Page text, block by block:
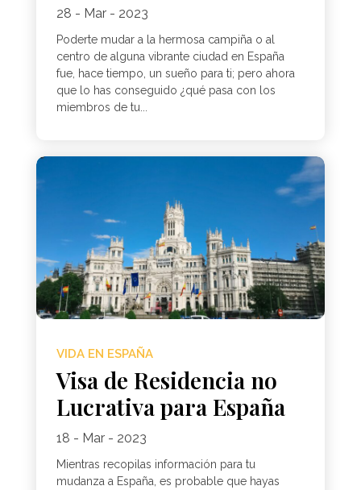
28 - Mar - 2023
Poderte mudar a la hermosa campiña o al
centro de alguna vibrante ciudad en España
fue, hace tiempo, un sueño para ti; pero ahora
que lo has conseguido ¿qué pasa con los
miembros de tu...
VIDA EN ESPAÑA
Visa de Residencia no
Lucrativa para España
18 - Mar - 2023
Mientras recopilas información para tu
mudanza a España, es probable que hayas